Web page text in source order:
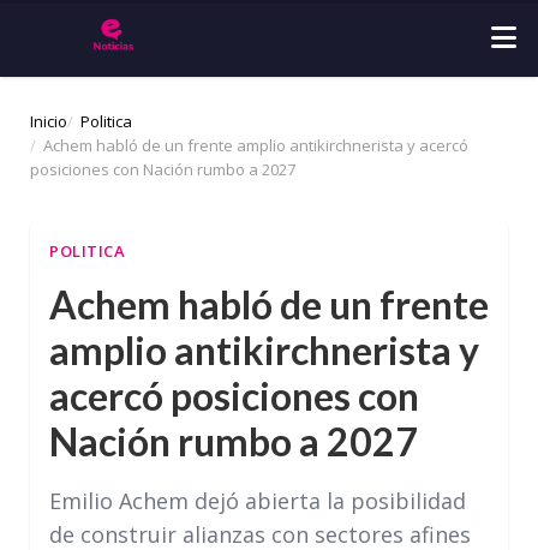
Inicio
Politica
Achem habló de un frente amplio antikirchnerista y acercó
posiciones con Nación rumbo a 2027
POLITICA
Achem habló de un frente
amplio antikirchnerista y
acercó posiciones con
Nación rumbo a 2027
Emilio Achem dejó abierta la posibilidad
de construir alianzas con sectores afines